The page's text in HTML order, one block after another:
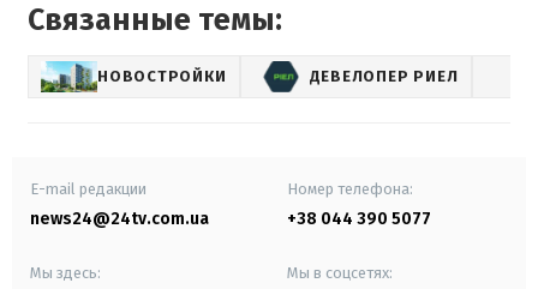
Связанные темы:
НОВОСТРОЙКИ ДЕВЕЛОПЕР РИЕЛ
E-mail редакции
news24@24tv.com.ua
Номер телефона:
+38 044 390 5077
Мы здесь: Мы в соцсетях: